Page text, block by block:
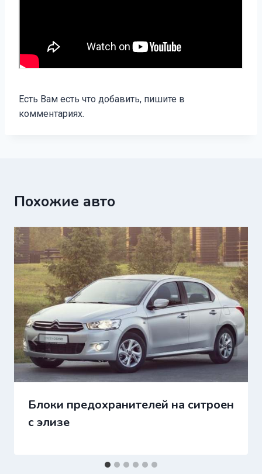
Есть Вам есть что добавить, пишите в
комментариях.
Похожие авто
Блоки предохранителей на ситроен
с элизе